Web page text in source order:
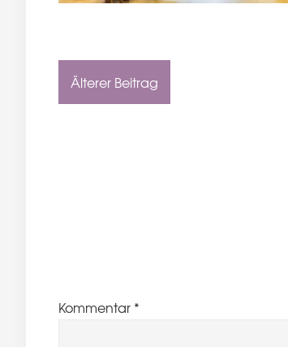
Älterer Beitrag
Kommentar *